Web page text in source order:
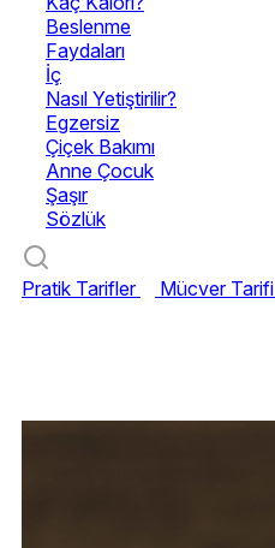
Beslenme
Faydaları
İç
Nasıl Yetiştirilir?
Egzersiz
Çiçek Bakımı
Anne Çocuk
Şaşır
Sözlük
Pratik Tarifler Mücver Tarifi